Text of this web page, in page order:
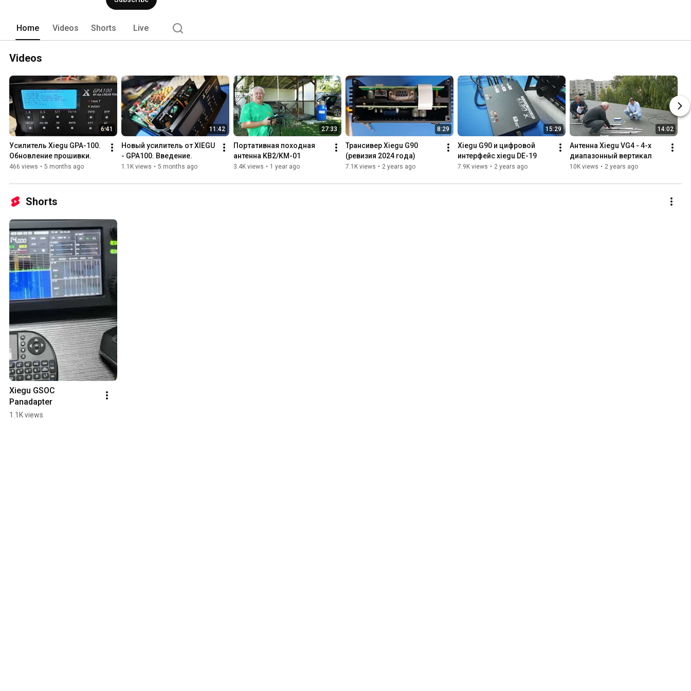
Home Videos Shorts Live
Videos
6:41
Усилитель Xiegu GPA-100.
Обновление прошивки.
466 views • 5 months ago
11:42
Новый усилитель от XIEGU
- GPA100. Введение.
1.1K views • 5 months ago
27:33
Портативная походная
антенна KB2/KM-01
3.4K views • 1 year ago
8:29
Трансивер Xiegu G90
(ревизия 2024 года)
7.1K views • 2 years ago
15:29
Xiegu G90 и цифровой
интерфейс xiegu DE-19
7.9K views • 2 years ago
14:02
Антенна Xiegu VG4 - 4-х
диапазонный вертикал
10K views • 2 years ago
Shorts
Хiegu GSOC
Panadapter
1.1K views